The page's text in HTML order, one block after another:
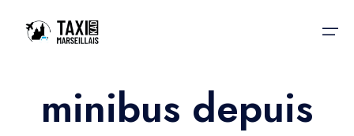
Accueil
minibus depuis